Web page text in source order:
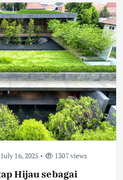
July 16, 2025 1307 views
Hijau sebagai